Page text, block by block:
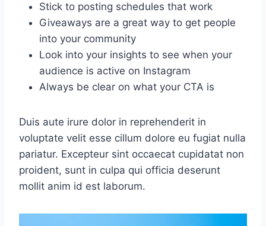
Stick to posting schedules that work
Giveaways are a great way to get people
into your community
Look into your insights to see when your
audience is active on Instagram
Always be clear on what your CTA is
Duis aute irure dolor in reprehenderit in
voluptate velit esse cillum dolore eu fugiat nulla
pariatur. Excepteur sint occaecat cupidatat non
proident, sunt in culpa qui officia deserunt
mollit anim id est laborum.